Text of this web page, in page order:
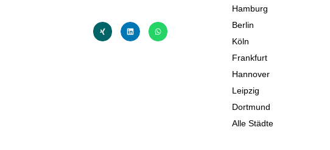
Hamburg
Berlin
Köln
Frankfurt
Hannover
Leipzig
Dortmund
Alle Städte